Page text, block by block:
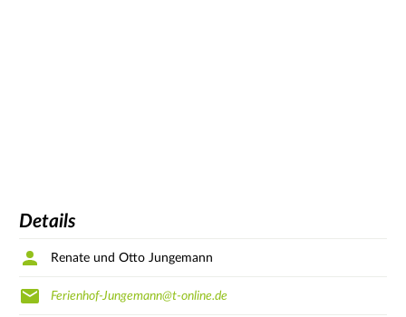
Details
Renate und Otto Jungemann
Ferienhof-Jungemann@t-online.de